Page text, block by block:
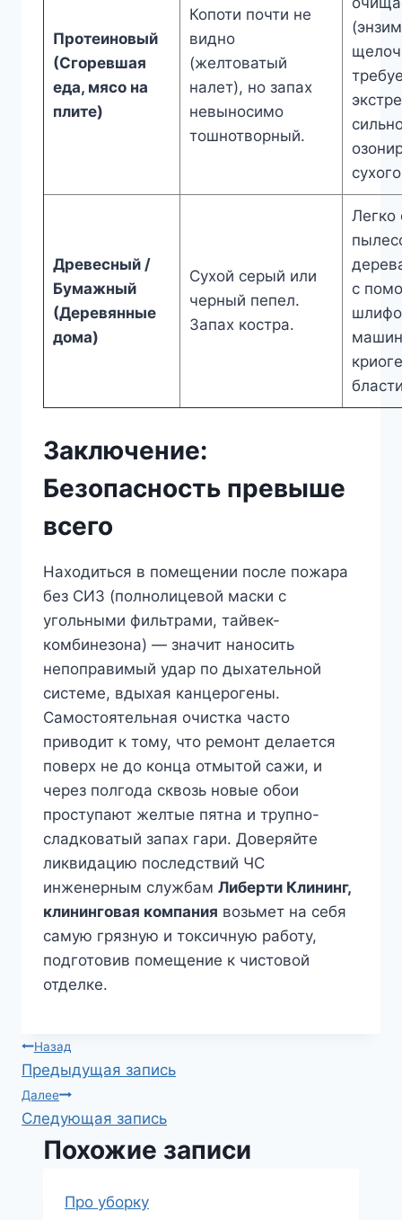
Протеиновый
(Сгоревшая
еда, мясо на
плите)
Копоти почти не
видно
(желтоватый
налет), но запах
невыносимо
тошнотворный.
Древесный /
Бумажный
(Деревянные
дома)
Сухой серый или
черный пепел.
Запах костра.
Легко
с
Заключение:
Безопасность превыше
всего
Находиться в помещении после пожара
без СИЗ (полнолицевой маски с
угольными фильтрами, тайвек-
комбинезона) — значит наносить
непоправимый удар по дыхательной
системе, вдыхая канцерогены.
Самостоятельная очистка часто
приводит к тому, что ремонт делается
поверх не до конца отмытой сажи, и
через полгода сквозь новые обои
проступают желтые пятна и трупно-
сладковатый запах гари. Доверяйте
ликвидацию последствий ЧС
инженерным службам Либерти Клининг,
клининговая компания возьмет на себя
самую грязную и токсичную работу,
подготовив помещение к чистовой
отделке.
Навигация
по
записям
Назад
Предыдущая запись
Далее
Следующая запись
Похожие записи
Про уборку